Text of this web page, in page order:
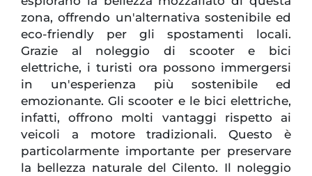
zona, offrendo un'alternativa sostenibile ed
eco-friendly per gli spostamenti locali.
Grazie al noleggio di scooter e bici
elettriche, i turisti ora possono immergersi
in un'esperienza più sostenibile ed
emozionante. Gli scooter e le bici elettriche,
infatti, offrono molti vantaggi rispetto ai
veicoli a motore tradizionali. Questo è
particolarmente importante per preservare
la bellezza naturale del Cilento. Il noleggio